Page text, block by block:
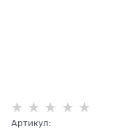
Артикул: